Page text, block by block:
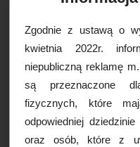
zapalny wpływ na
redukuje
trwania aplikacji,
uszkodzonego
przeciwbakteryjnym i
srebrem oraz
wodną, kwasem
Hydromanil™.
delikatnie chłodzi
Pomaga utrzymać
Zgodnie z ustawą o
kwietnia 2022r.
niepubliczną reklamę
są przeznaczone
fizycznych, które
odpowiedniej
oraz osób, które z